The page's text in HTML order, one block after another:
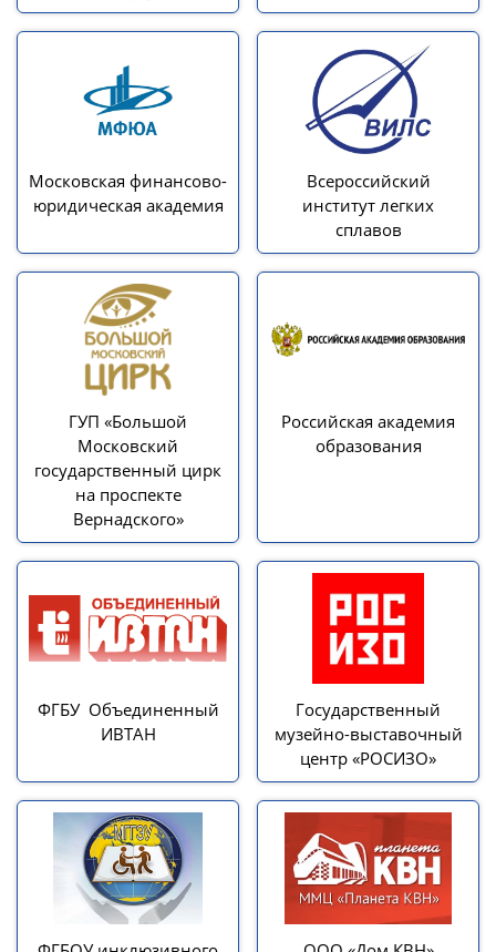
Московская финансово-
юридическая академия
Всероссийский
институт легких
сплавов
ГУП «Большой
Московский
государственный цирк
на проспекте
Вернадского»
Российская академия
образования
ФГБУ Объединенный
ИВТАН
Государственный
музейно-выставочный
центр «РОСИЗО»